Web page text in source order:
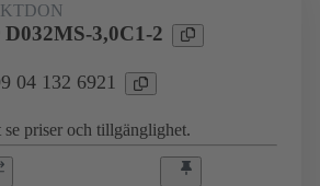
3,0C1-2
04 132 6921
priser och tillgänglighet.